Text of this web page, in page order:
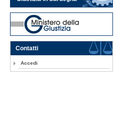
Contatti
Accedi